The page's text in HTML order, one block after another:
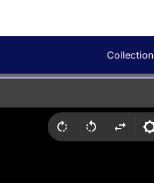
Collection